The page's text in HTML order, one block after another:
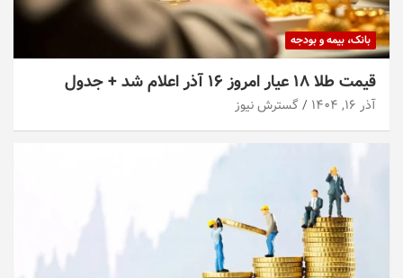
بانک، بیمه و بودجه
قیمت طلا ۱۸ عیار امروز ۱۶ آذر اعلام شد + جدول
آذر ۱۶, ۱۴۰۴ گسترش نیوز